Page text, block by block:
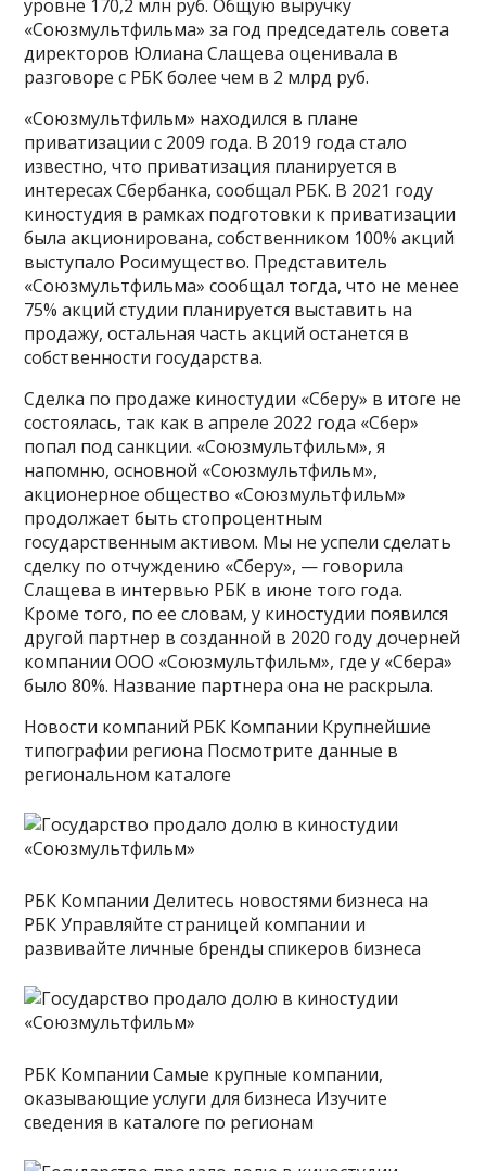
уровне 170,2 млн руб. Общую выручку
«Союзмультфильма» за год председатель совета
директоров Юлиана Слащева оценивала в
разговоре с РБК более чем в 2 млрд руб.
«Союзмультфильм» находился в плане
приватизации с 2009 года. В 2019 года стало
известно, что приватизация планируется в
интересах Сбербанка, сообщал РБК. В 2021 году
киностудия в рамках подготовки к приватизации
была акционирована, собственником 100% акций
выступало Росимущество. Представитель
«Союзмультфильма» сообщал тогда, что не менее
75% акций студии планируется выставить на
продажу, остальная часть акций останется в
собственности государства.
Сделка по продаже киностудии «Сберу» в итоге не
состоялась, так как в апреле 2022 года «Сбер»
попал под санкции. «Союзмультфильм», я
напомню, основной «Союзмультфильм»,
акционерное общество «Союзмультфильм»
продолжает быть стопроцентным
государственным активом. Мы не успели сделать
сделку по отчуждению «Сберу», — говорила
Слащева в интервью РБК в июне того года.
Кроме того, по ее словам, у киностудии появился
другой партнер в созданной в 2020 году дочерней
компании ООО «Союзмультфильм», где у «Сбера»
было 80%. Название партнера она не раскрыла.
Новости компаний РБК Компании Крупнейшие
типографии региона Посмотрите данные в
региональном каталоге
РБК Компании Делитесь новостями бизнеса на
РБК Управляйте страницей компании и
развивайте личные бренды спикеров бизнеса
РБК Компании Самые крупные компании,
оказывающие услуги для бизнеса Изучите
сведения в каталоге по регионам